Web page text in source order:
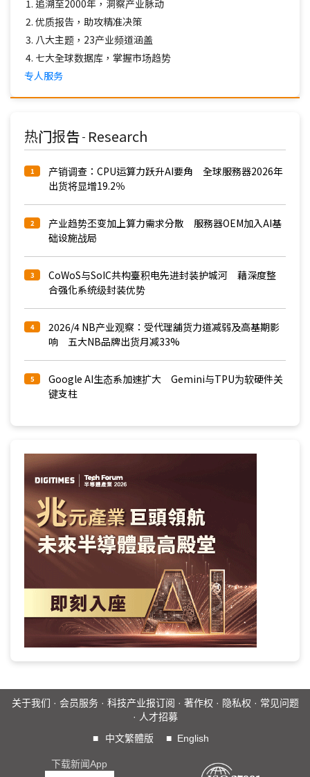
追溯至2000年，洞察产业脉动
优质报告，助攻精准决策
八大主题，23产业频道涵盖
七大全球数据库，掌握市场趋势
专人服务
热门报告 - Research
1
产销调查：CPU运算力跃升AI要角 全球服務器2026年
出货将显增19.2％
2
产业趋势丕变加上算力需求分散 服務器OEM加入AI基
础设施战局
3
CoWoS与SoIC共构臺积电先进封装护城河 藉深度整
合强化系统级封装优势
4
2026/4 NB产业观察：受代理舖货力道减弱及高基期影
响 五大NB品牌出货月减33%
5
Google AI生态系加速扩大 Gemini与TPU为软硬件关
键支柱
关于我们 · 会员服务· 科技产业报订阅 · 著作权 · 隐私权 · 常见问题
· 人才招募
■
中文繁體版 ■ English
下载新闻App